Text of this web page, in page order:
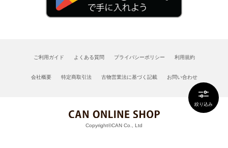
絞り込み
ご利用ガイド よくある質問 プライバシーポリシー 利用規約
会社概要 特定商取引法 古物営業法に基づく記載 お問い合わせ
Copyright©CAN Co., Ltd